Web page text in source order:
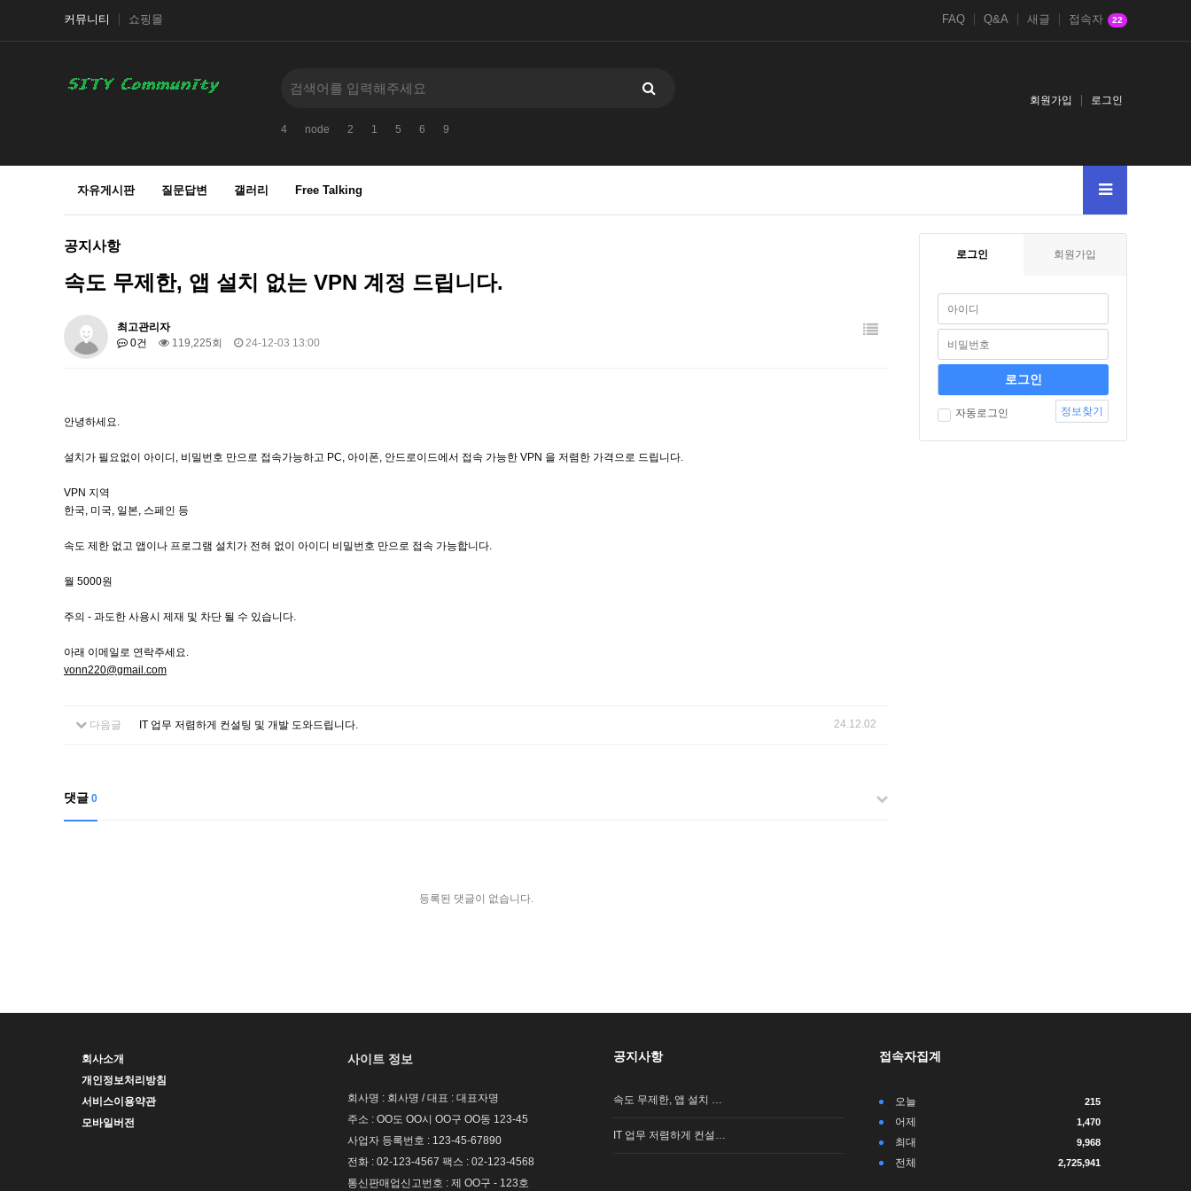
커뮤니티 쇼핑몰 FAQ Q&A 새글 접속자 22
4 node 2 1 5 6 9
회원가입 로그인
자유게시판 질문답변 갤러리 Free Talking
공지사항
속도 무제한, 앱 설치 없는 VPN 계정 드립니다.
최고관리자
0건
119,225회 24-12-03 13:00
안녕하세요.
설치가 필요없이 아이디, 비밀번호 만으로 접속가능하고 PC, 아이폰, 안드로이드에서 접속 가능한 VPN 을 저렴한 가격으로 드립니다.
VPN 지역
한국, 미국, 일본, 스페인 등
속도 제한 없고 앱이나 프로그램 설치가 전혀 없이 아이디 비밀번호 만으로 접속 가능합니다.
월 5000원
주의 - 과도한 사용시 제재 및 차단 될 수 있습니다.
아래 이메일로 연락주세요.
vonn220@gmail.com
다음글 IT 업무 저렴하게 컨설팅 및 개발 도와드립니다. 24.12.02
댓글 0
등록된 댓글이 없습니다.
로그인 회원가입
자동로그인 정보찾기
회사소개
개인정보처리방침
서비스이용약관
모바일버전
사이트 정보
회사명 : 회사명 / 대표 : 대표자명
주소 : OO도 OO시 OO구 OO동 123-45
사업자 등록번호 : 123-45-67890
전화 : 02-123-4567 팩스 : 02-123-4568
통신판매업신고번호 : 제 OO구 - 123호
공지사항
속도 무제한, 앱 설치 …
IT 업무 저렴하게 컨설…
접속자집계
오늘 215
어제 1,470
최대 9,968
전체 2,725,941